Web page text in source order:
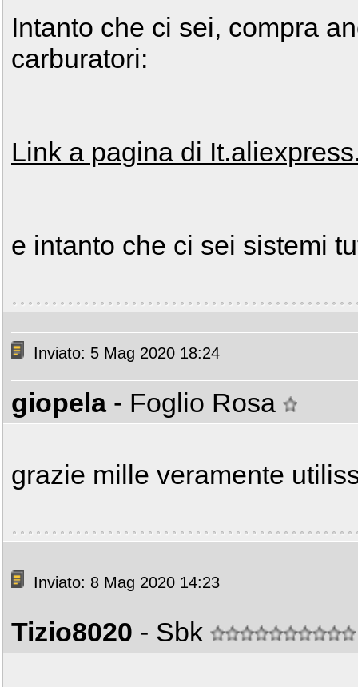
Intanto che ci sei, compra
carburatori:
Link a pagina di
e intanto che ci sei sistemi
Inviato: 5 Mag 2020 18:24
giopela - Foglio Rosa
grazie mille veramente
Inviato: 8 Mag 2020 14:23
Tizio8020 - Sbk